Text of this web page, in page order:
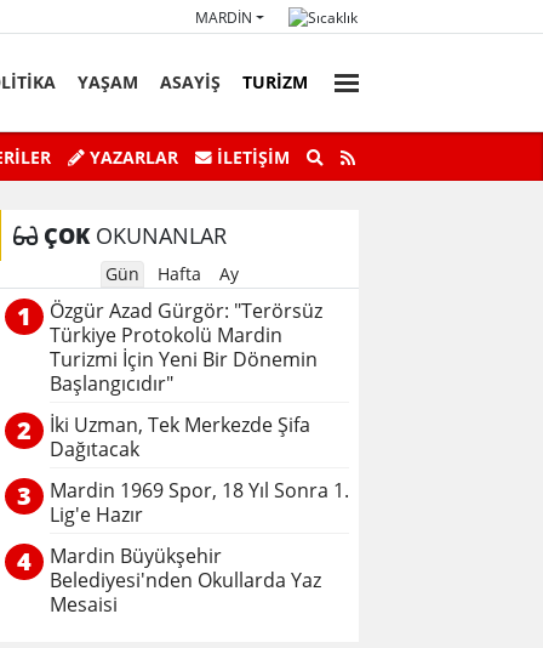
MARDIN
YAŞAM ASAYİŞ TURİZM
Personeli Günü’ne Özel Satranç
Turnuvası
YAZARLAR İLETIŞIM
ÇOKOKUNANLAR
Gün Hafta Ay
1
Özgür Azad Gürgör: "Terörsüz
Türkiye Protokolü Mardin
Turizmi İçin Yeni Bir Dönemin
Başlangıcıdır"
2
İki Uzman, Tek Merkezde Şifa
Dağıtacak
3
Mardin 1969 Spor, 18 Yıl Sonra 1.
Lig'e Hazır
4
Mardin Büyükşehir
Belediyesi'nden Okullarda Yaz
Mesaisi